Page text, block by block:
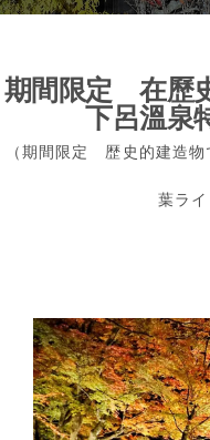
期間限定 在歷
下呂溫泉
（期間限定 歴史的建造
葉ラ